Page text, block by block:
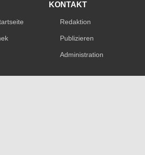
KONTAKT
Redaktion
Publizieren
Administration